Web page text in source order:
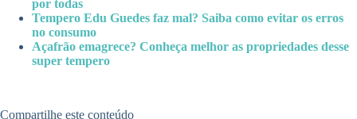
por todas
Tempero Edu Guedes faz mal? Saiba como evitar os erros
no consumo
Açafrão emagrece? Conheça melhor as propriedades desse
super tempero
Compartilhe este conteúdo